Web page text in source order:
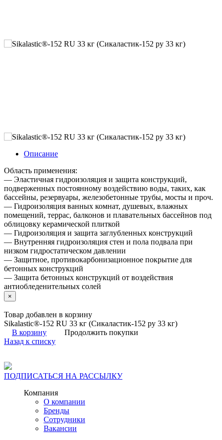
Описание
Область применения:
— Эластичная гидроизоляция и защита конструкций,
подверженных постоянному воздействию воды, таких, как
бассейны, резервуары, железобетонные трубы, мосты и проч.
— Гидроизоляция ванных комнат, душевых, влажных
помещений, террас, балконов и плавательных бассейнов под
облицовку керамической плиткой
— Гидроизоляция и защита заглубленных конструкций
— Внутренняя гидроизоляция стен и пола подвала при
низком гидростатическом давлении
— Защитное, противокарбонизационное покрытие для
бетонных конструкций
— Защита бетонных конструкций от воздействия
антиобледенительных солей
×
Товар добавлен в корзину
Sikalastic®-152 RU 33 кг (Сикаластик-152 ру 33 кг)
В корзину
Продолжить покупки
Назад к списку
ПОДПИСАТЬСЯ НА РАССЫЛКУ
Компания
О компании
Бренды
Сотрудники
Вакансии